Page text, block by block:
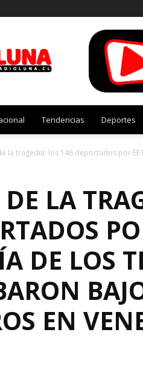
Tendencias Deportes
la tragedia: los 146 deportados por
LA
DE LOS
EN